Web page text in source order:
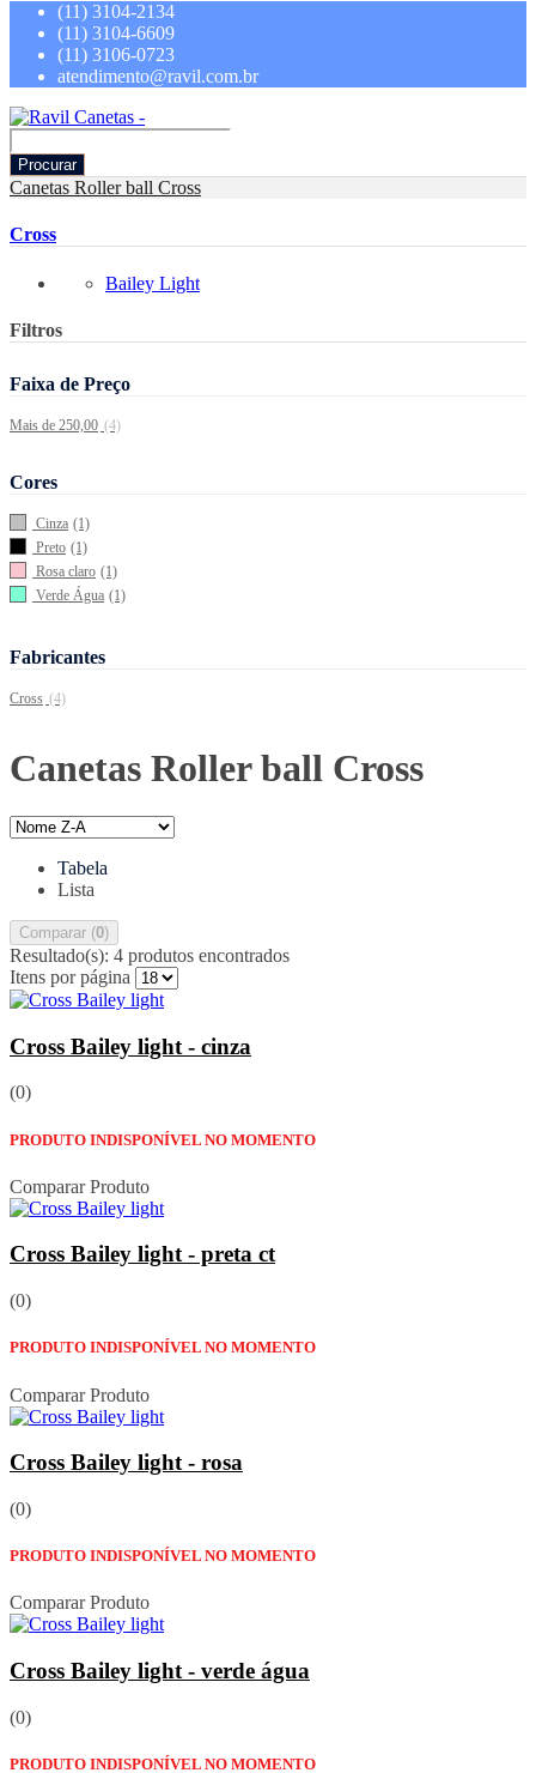
(11) 3104-2134
(11) 3104-6609
(11) 3106-0723
atendimento@ravil.com.br
Procurar
Canetas Roller ball Cross
Cross
Bailey Light
Filtros
Faixa de Preço
Mais de 250,00 (4)
Cores
Cinza (1)
Preto (1)
Rosa claro (1)
Verde Água (1)
Fabricantes
Cross (4)
Canetas Roller ball Cross
Tabela
Lista
Comparar (0)
Resultado(s): 4 produtos encontrados
Itens por página
Cross Bailey light - cinza
(0)
PRODUTO INDISPONÍVEL NO MOMENTO
Comparar Produto
Cross Bailey light - preta ct
(0)
PRODUTO INDISPONÍVEL NO MOMENTO
Comparar Produto
Cross Bailey light - rosa
(0)
PRODUTO INDISPONÍVEL NO MOMENTO
Comparar Produto
Cross Bailey light - verde água
(0)
PRODUTO INDISPONÍVEL NO MOMENTO